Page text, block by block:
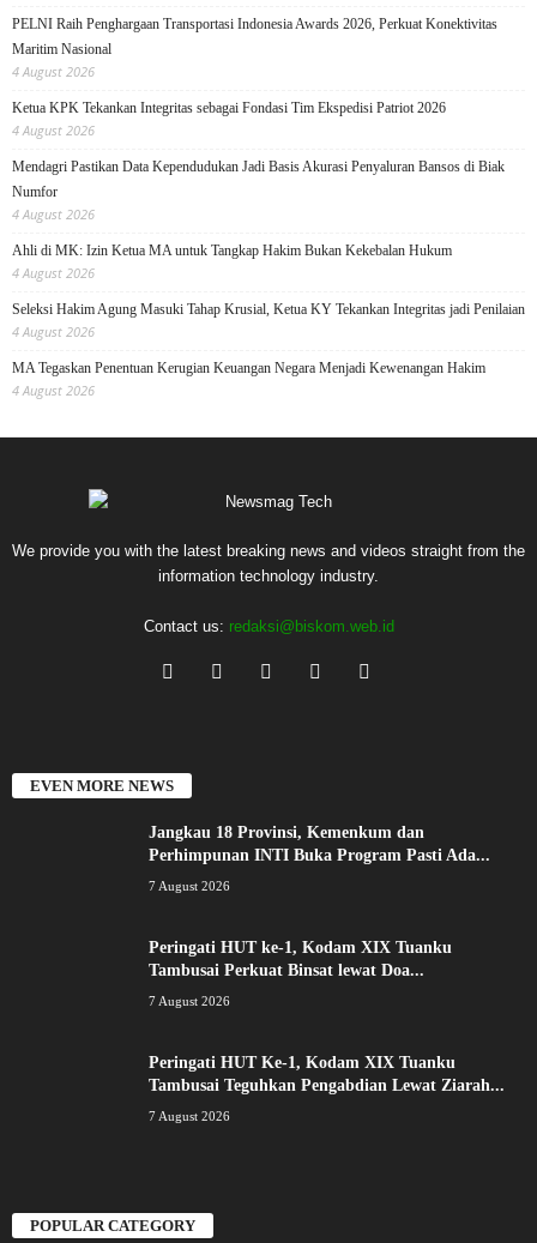
PELNI Raih Penghargaan Transportasi Indonesia Awards 2026, Perkuat Konektivitas
Maritim Nasional
4 August 2026
Ketua KPK Tekankan Integritas sebagai Fondasi Tim Ekspedisi Patriot 2026
4 August 2026
Mendagri Pastikan Data Kependudukan Jadi Basis Akurasi Penyaluran Bansos di Biak
Numfor
4 August 2026
Ahli di MK: Izin Ketua MA untuk Tangkap Hakim Bukan Kekebalan Hukum
4 August 2026
Seleksi Hakim Agung Masuki Tahap Krusial, Ketua KY Tekankan Integritas jadi Penilaian
4 August 2026
MA Tegaskan Penentuan Kerugian Keuangan Negara Menjadi Kewenangan Hakim
4 August 2026
We provide you with the latest breaking news and videos straight from the
information technology industry.
Contact us: redaksi@biskom.web.id
EVEN MORE NEWS
Jangkau 18 Provinsi, Kemenkum dan
Perhimpunan INTI Buka Program Pasti Ada...
7 August 2026
Peringati HUT ke-1, Kodam XIX Tuanku
Tambusai Perkuat Binsat lewat Doa...
7 August 2026
Peringati HUT Ke-1, Kodam XIX Tuanku
Tambusai Teguhkan Pengabdian Lewat Ziarah...
7 August 2026
POPULAR CATEGORY